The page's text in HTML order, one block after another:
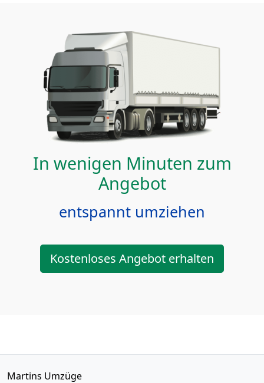
In wenigen Minuten zum
Angebot
entspannt umziehen
Kostenloses Angebot erhalten
Martins Umzüge